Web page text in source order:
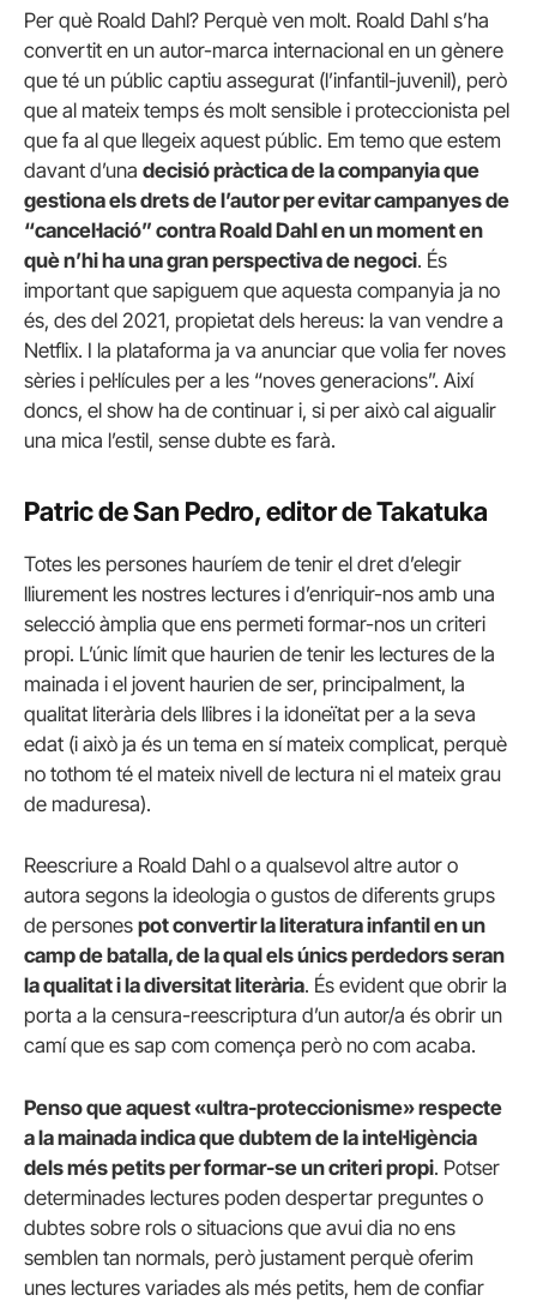
Per què Roald Dahl? Perquè ven molt. Roald Dahl s’ha
convertit en un autor-marca internacional en un gènere
que té un públic captiu assegurat (l’infantil-juvenil), però
que al mateix temps és molt sensible i proteccionista pel
que fa al que llegeix aquest públic. Em temo que estem
davant d’una decisió pràctica de la companyia que
gestiona els drets de l’autor per evitar campanyes de
“cancel·lació” contra Roald Dahl en un moment en
què n’hi ha una gran perspectiva de negoci. És
important que sapiguem que aquesta companyia ja no
és, des del 2021, propietat dels hereus: la van vendre a
Netflix. I la plataforma ja va anunciar que volia fer noves
sèries i pel·lícules per a les “noves generacions”. Així
doncs, el show ha de continuar i, si per això cal aigualir
una mica l’estil, sense dubte es farà.
Patric de San Pedro, editor de Takatuka
Totes les persones hauríem de tenir el dret d’elegir
lliurement les nostres lectures i d’enriquir-nos amb una
selecció àmplia que ens permeti formar-nos un criteri
propi. L’únic límit que haurien de tenir les lectures de la
mainada i el jovent haurien de ser, principalment, la
qualitat literària dels llibres i la idoneïtat per a la seva
edat (i això ja és un tema en sí mateix complicat, perquè
no tothom té el mateix nivell de lectura ni el mateix grau
de maduresa).
Reescriure a Roald Dahl o a qualsevol altre autor o
autora segons la ideologia o gustos de diferents grups
de persones pot convertir la literatura infantil en un
camp de batalla, de la qual els únics perdedors seran
la qualitat i la diversitat literària. És evident que obrir la
porta a la censura-reescriptura d’un autor/a és obrir un
camí que es sap com comença però no com acaba.
Penso que aquest «ultra-proteccionisme» respecte
a la mainada indica que dubtem de la intel·ligència
dels més petits per formar-se un criteri propi. Potser
determinades lectures poden despertar preguntes o
dubtes sobre rols o situacions que avui dia no ens
semblen tan normals, però justament perquè oferim
unes lectures variades als més petits, hem de confiar